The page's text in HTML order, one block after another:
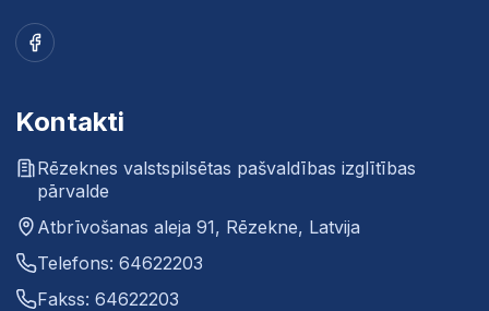
Facebook
Kontakti
Rēzeknes valstspilsētas pašvaldības izglītības
pārvalde
Atbrīvošanas aleja 91, Rēzekne, Latvija
Telefons: 64622203
Fakss: 64622203